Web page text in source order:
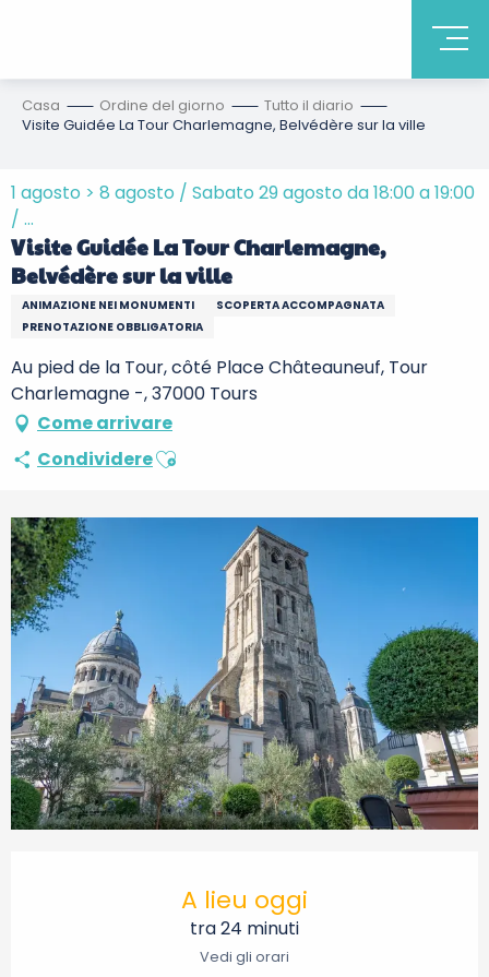
Casa Ordine del giorno
Tutto il diario
Visite Guidée La Tour Charlemagne, Belvédère sur la ville
1 agosto > 8 agosto / Sabato 29 agosto da 18:00 a 19:00
/ ...
Visite Guidée La Tour Charlemagne,
Belvédère sur la ville
ANIMAZIONE NEI MONUMENTI
SCOPERTA ACCOMPAGNATA
PRENOTAZIONE OBBLIGATORIA
Au pied de la Tour, côté Place Châteauneuf, Tour
Charlemagne -, 37000 Tours
Come arrivare
CondividereAjouter aux favoris
A lieu oggi
tra 24 minuti
Vedi gli orari